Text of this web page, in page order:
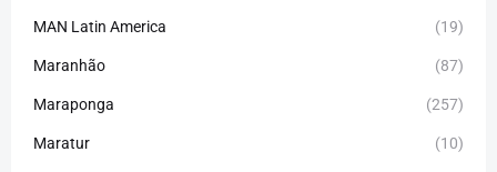
MAN Latin America (19)
Maranhão (87)
Maraponga (257)
Maratur (10)